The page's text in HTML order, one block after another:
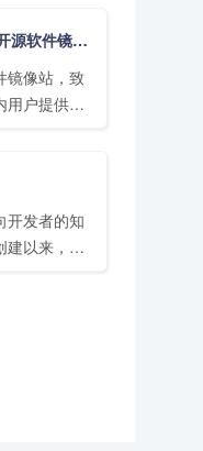
软件镜像站
镜像站，致
用户提供高
镜像站由
负责维
开发者的知
建以来，博